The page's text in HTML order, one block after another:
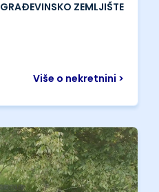
GRAĐEVINSKO ZEMLJIŠTE
Više o nekretnini >